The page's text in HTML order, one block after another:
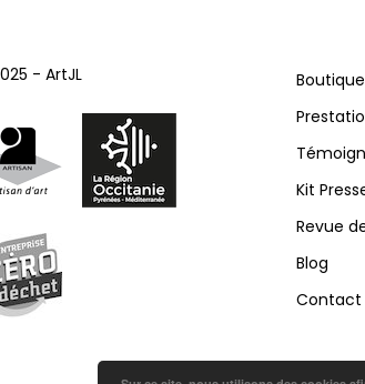
- ArtJL
Boutique
Kit
Revue
Blog
Contact